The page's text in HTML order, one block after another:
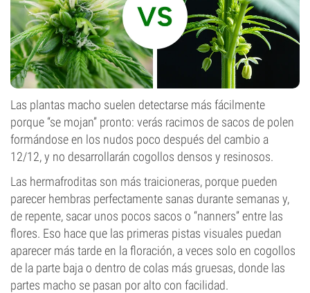
Las plantas macho suelen detectarse más fácilmente
porque “se mojan” pronto: verás racimos de sacos de polen
formándose en los nudos poco después del cambio a
12/12, y no desarrollarán cogollos densos y resinosos.
Las hermafroditas son más traicioneras, porque pueden
parecer hembras perfectamente sanas durante semanas y,
de repente, sacar unos pocos sacos o “nanners” entre las
flores. Eso hace que las primeras pistas visuales puedan
aparecer más tarde en la floración, a veces solo en cogollos
de la parte baja o dentro de colas más gruesas, donde las
partes macho se pasan por alto con facilidad.